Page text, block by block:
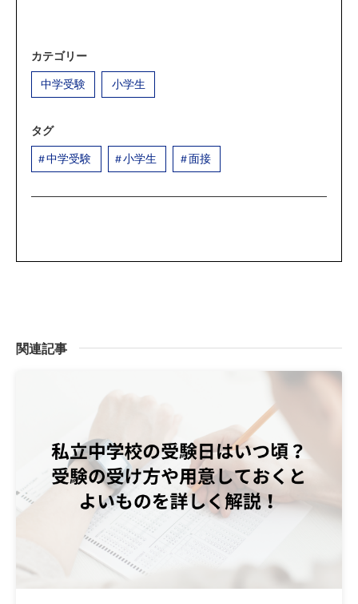
カテゴリー
中学受験 小学生
タグ
中学受験 小学生 面接
関連記事